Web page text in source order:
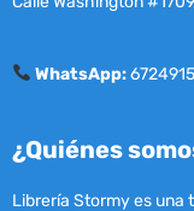
WhatsApp:
¿Quiénes
Librería Stormy es una